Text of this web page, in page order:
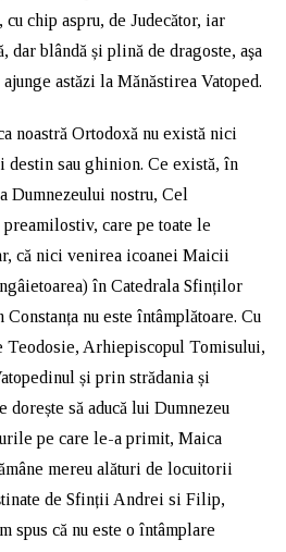
chip aspru, de Judecător, iar
dar blândă și plină de dragoste, aşa
astăzi la Mănăstirea Vatoped.
noastră Ortodoxă nu există nici
sau ghinion. Ce există, în
Dumnezeului nostru, Cel
care pe toate le
că nici venirea icoanei Maicii
în Catedrala Sfinților
nu este întâmplătoare. Cu
Teodosie, Arhiepiscopul Tomisului,
și prin strădania și
să aducă lui Dumnezeu
pe care le-a primit, Maica
mereu alături de locuitorii
de Sfinții Andrei si Filip,
spus că nu este o întâmplare